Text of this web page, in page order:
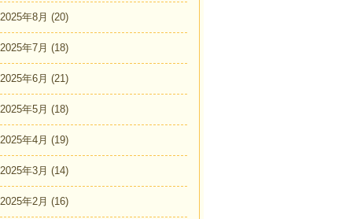
2025年8月 (20)
2025年7月 (18)
2025年6月 (21)
2025年5月 (18)
2025年4月 (19)
2025年3月 (14)
2025年2月 (16)